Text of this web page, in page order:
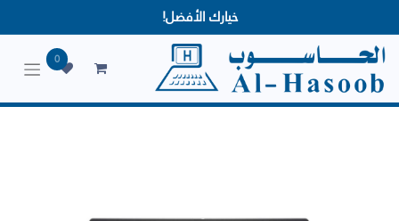
خيارك الأفضل!
0